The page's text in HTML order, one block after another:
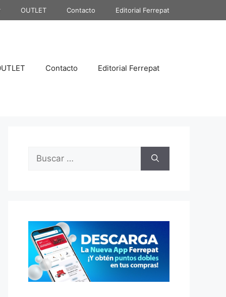
OUTLET Contacto Editorial Ferrepat
Contacto Editorial Ferrepat
Buscar: